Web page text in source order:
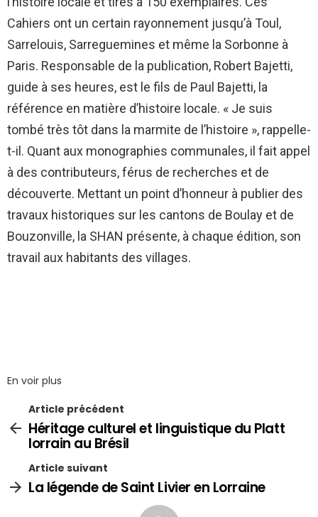
Cahiers ont un certain rayonnement jusqu’à Toul,
Sarrelouis, Sarreguemines et même la Sorbonne à
Paris. Responsable de la publication, Robert Bajetti,
guide à ses heures, est le fils de Paul Bajetti, la
référence en matière d’histoire locale. « Je suis
tombé très tôt dans la marmite de l’histoire », rappelle-
t-il. Quant aux monographies communales, il fait appel
à des contributeurs, férus de recherches et de
découverte. Mettant un point d’honneur à publier des
travaux historiques sur les cantons de Boulay et de
Bouzonville, la SHAN présente, à chaque édition, son
travail aux habitants des villages.
En voir plus
Article précédent
Héritage culturel et linguistique du Platt
lorrain au Brésil
Article suivant
La légende de Saint Livier en Lorraine